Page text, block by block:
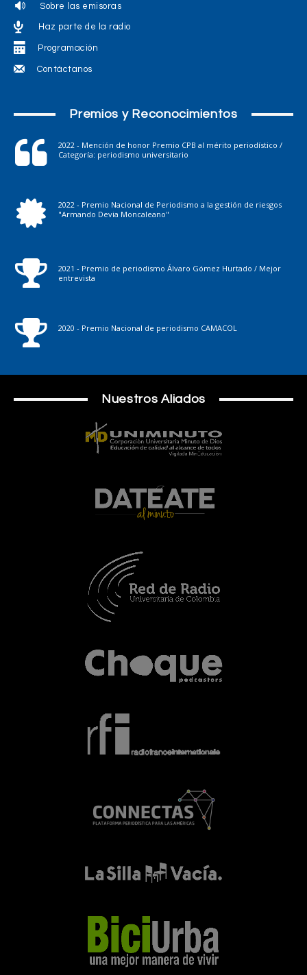
Sobre las emisoras
Haz parte de la radio
Programación
Contáctanos
Premios y Reconocimientos
2022 - Mención de honor Premio CPB al mérito periodístico /
Categoría: periodismo universitario
2022 - Premio Nacional de Periodismo a la gestión de riesgos
"Armando Devia Moncaleano"
2021 - Premio de periodismo Álvaro Gómez Hurtado / Mejor
entrevista
2020 - Premio Nacional de periodismo CAMACOL
Nuestros Aliados